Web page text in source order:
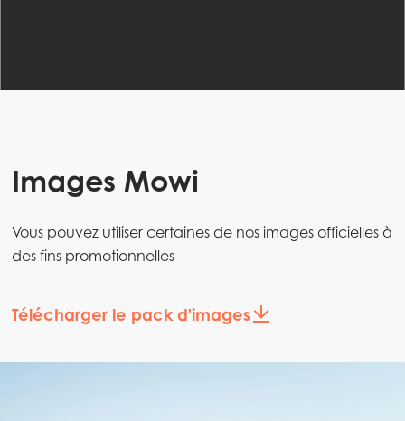
Images Mowi
Vous pouvez utiliser certaines de nos images officielles à
des fins promotionnelles
Télécharger le pack d'images